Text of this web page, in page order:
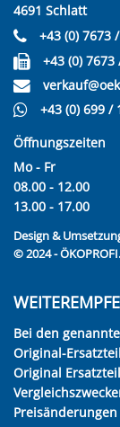
4691 Schlatt
+43 (0) 7673
+43 (0)
+43 (0) 699 /
Öffnungszeiten
Mo - Fr
08.00 - 12.00
13.00 - 17.00
Design &
© 2024 -
Bei den
Original-
Original